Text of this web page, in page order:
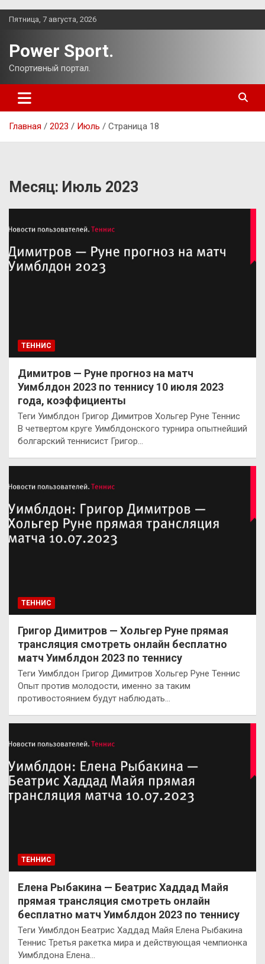
Перейти
Пятница, 7 августа, 2026
Power Sport.
Спортивный портал.
Главная 2023 Июль Страница 18
Месяц: Июль 2023
ТЕННИС
Димитров — Руне прогноз на матч
Уимблдон 2023 по теннису 10 июля 2023
года, коэффициенты
Теги Уимблдон Григор Димитров Хольгер Руне Теннис
В четвертом круге Уимблдонского турнира опытнейший
болгарский теннисист Григор…
ТЕННИС
Григор Димитров — Хольгер Руне прямая
трансляция смотреть онлайн бесплатно
матч Уимблдон 2023 по теннису
Теги Уимблдон Григор Димитров Хольгер Руне Теннис
Опыт против молодости, именно за таким
противостоянием будут наблюдать…
ТЕННИС
Елена Рыбакина — Беатрис Хаддад Майя
прямая трансляция смотреть онлайн
бесплатно матч Уимблдон 2023 по теннису
Теги Уимблдон Беатрис Хаддад Майя Елена Рыбакина
Теннис Третья ракетка мира и действующая чемпионка
Уимблдона Елена…